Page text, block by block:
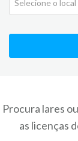
Selecione o local
Procura lares
as licenças